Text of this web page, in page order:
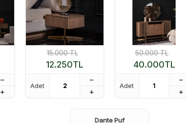
15.000TL
12.250TL
Adet
50.000TL
40.000TL
Adet
Dante Puf